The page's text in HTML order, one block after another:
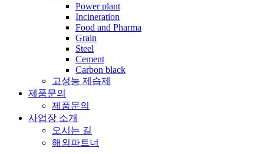
Power plant
Incineration
Food and Pharma
Grain
Steel
Cement
Carbon black
고성능 제습제
제품문의
제품문의
사업장 소개
오시는 길
해외파트너